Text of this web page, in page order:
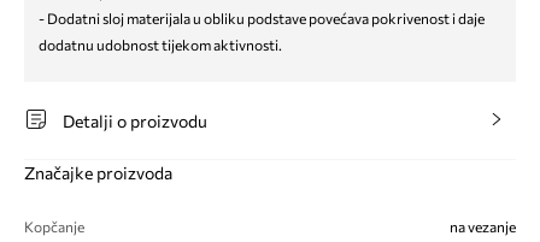
- Dodatni sloj materijala u obliku podstave povećava pokrivenost i daje
dodatnu udobnost tijekom aktivnosti.
Detalji o proizvodu
Značajke proizvoda
Kopčanje na vezanje